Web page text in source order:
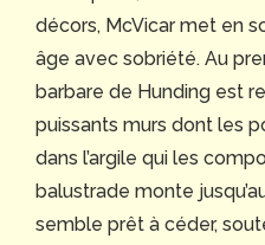
décors, McVicar met en
âge avec sobriété. Au
barbare de Hunding est
puissants murs dont les
dans l’argile qui les
balustrade monte
semble prêt à céder,